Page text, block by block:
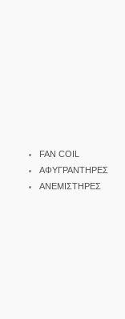
FAN COIL
ΑΦΥΓΡΑΝΤΗΡΕΣ
ΑΝΕΜΙΣΤΗΡΕΣ